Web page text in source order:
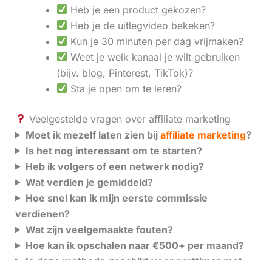
Heb je een product gekozen?
Heb je de uitlegvideo bekeken?
Kun je 30 minuten per dag vrijmaken?
Weet je welk kanaal je wilt gebruiken
(bijv. blog, Pinterest, TikTok)?
Sta je open om te leren?
Veelgestelde vragen over affiliate marketing
Moet ik mezelf laten zien bij affiliate marketing?
Is het nog interessant om te starten?
Heb ik volgers of een netwerk nodig?
Wat verdien je gemiddeld?
Hoe snel kan ik mijn eerste commissie
verdienen?
Wat zijn veelgemaakte fouten?
Hoe kan ik opschalen naar €500+ per maand?